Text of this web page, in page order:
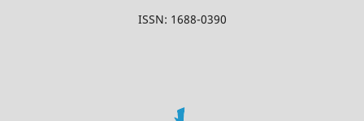
ISSN: 1688-0390